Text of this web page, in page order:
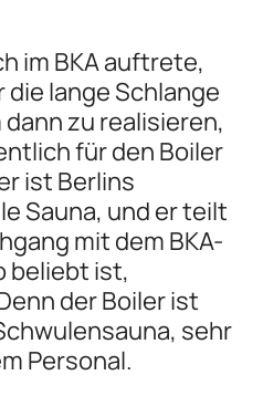
im BKA auftrete,
lange Schlange
zu realisieren,
für den Boiler
ist Berlins
Sauna, und er teilt
mit dem BKA-
beliebt ist,
der Boiler ist
sehr
Personal.